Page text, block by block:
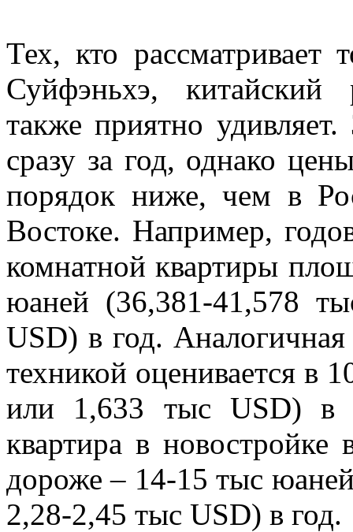
Тех, кто рассматривает
Суйфэньхэ,
также приятно
сразу за год, однако
порядок ниже, чем в
Востоке. Например,
комнатной квартиры
юаней (36,381-41,578
USD) в год.
техникой оценивается в
или 1,633 тыс USD) в
квартира в
дороже – 14-15 тыс
2,28-2,45 тыс USD) в год.